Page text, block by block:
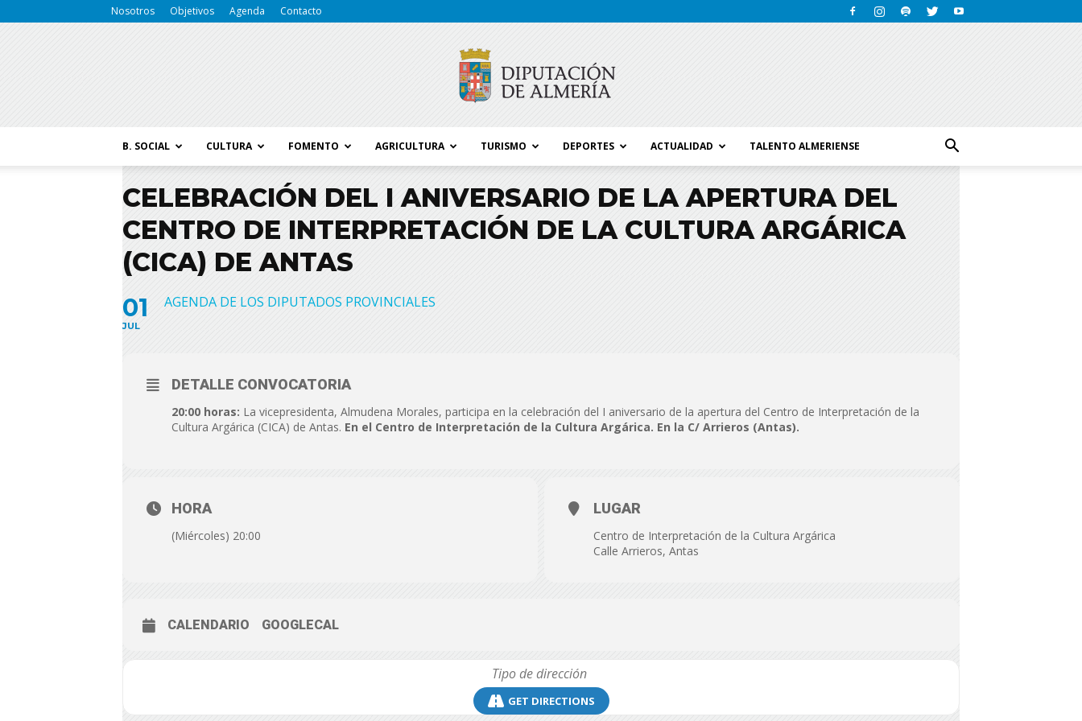
Nosotros Objetivos Agenda Contacto
B. SOCIAL CULTURA FOMENTO AGRICULTURA TURISMO DEPORTES ACTUALIDAD TALENTO ALMERIENSE
CELEBRACIÓN DEL I ANIVERSARIO DE LA APERTURA DEL
CENTRO DE INTERPRETACIÓN DE LA CULTURA ARGÁRICA
(CICA) DE ANTAS
01
JUL
AGENDA DE LOS DIPUTADOS PROVINCIALES
DETALLE CONVOCATORIA
20:00 horas: La vicepresidenta, Almudena Morales, participa en la celebración del I aniversario de la apertura del Centro de Interpretación de la
Cultura Argárica (CICA) de Antas. En el Centro de Interpretación de la Cultura Argárica. En la C/ Arrieros (Antas).
HORA
(Miércoles) 20:00
LUGAR
Centro de Interpretación de la Cultura Argárica
Calle Arrieros, Antas
CALENDARIO GOOGLECAL
GET DIRECTIONS